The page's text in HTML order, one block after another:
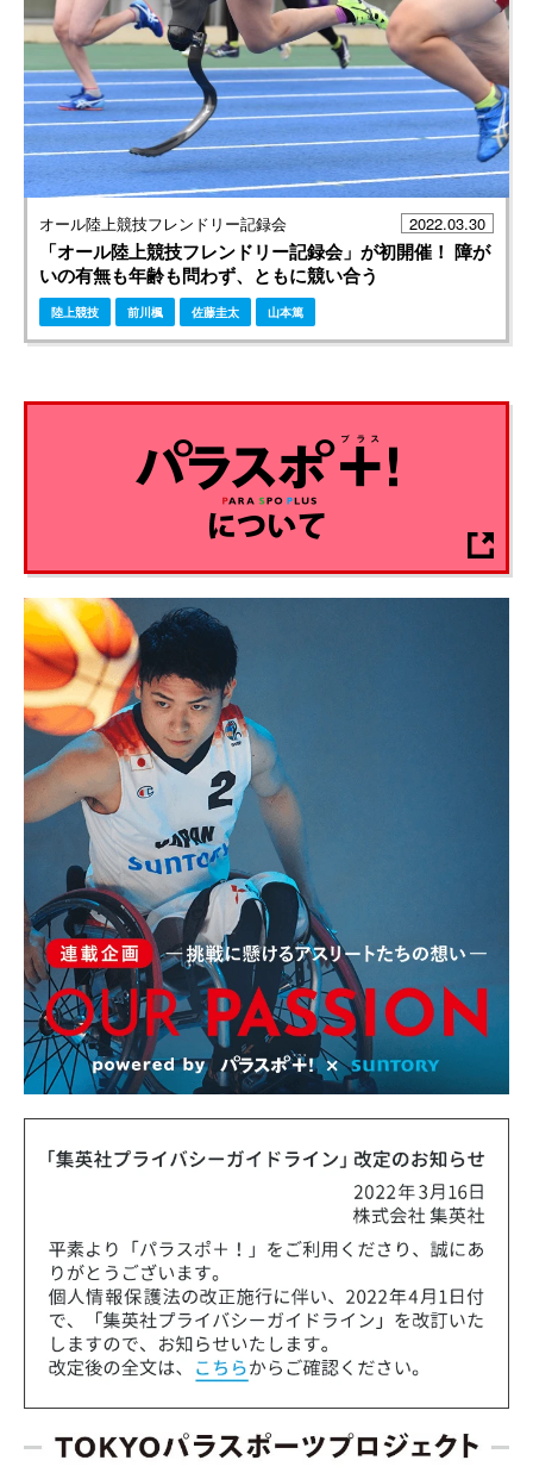
オール陸上競技フレンドリー記録会 2022.03.30
「オール陸上競技フレンドリー記録会」が初開催！ 障が
いの有無も年齢も問わず、ともに競い合う
陸上競技 前川楓 佐藤圭太 山本篤